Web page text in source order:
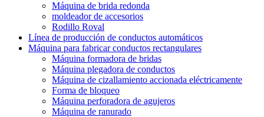
Máquina de brida redonda
moldeador de accesorios
Rodillo Roval
Línea de producción de conductos automáticos
Máquina para fabricar conductos rectangulares
Máquina formadora de bridas
Máquina plegadora de conductos
Máquina de cizallamiento accionada eléctricamente
Forma de bloqueo
Máquina perforadora de agujeros
Máquina de ranurado